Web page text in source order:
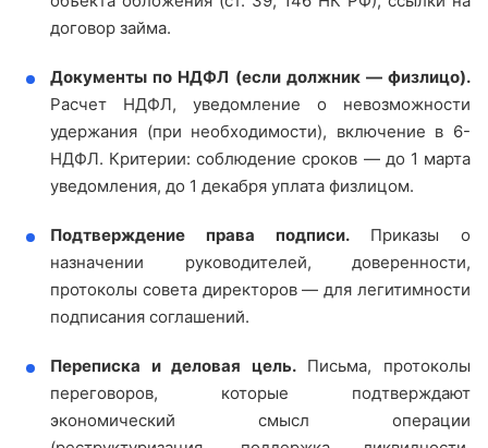
договор займа.
Документы по НДФЛ (если должник — физлицо).
Расчет НДФЛ, уведомление о невозможности
удержания (при необходимости), включение в 6-
НДФЛ. Критерии: соблюдение сроков — до 1 марта
уведомления, до 1 декабря уплата физлицом.
Подтверждение права подписи.Приказы о
назначении руководителей, доверенности,
протоколы совета директоров — для легитимности
подписания соглашений.
Переписка и деловая цель.Письма, протоколы
переговоров, которые подтверждают
экономический смысл операции